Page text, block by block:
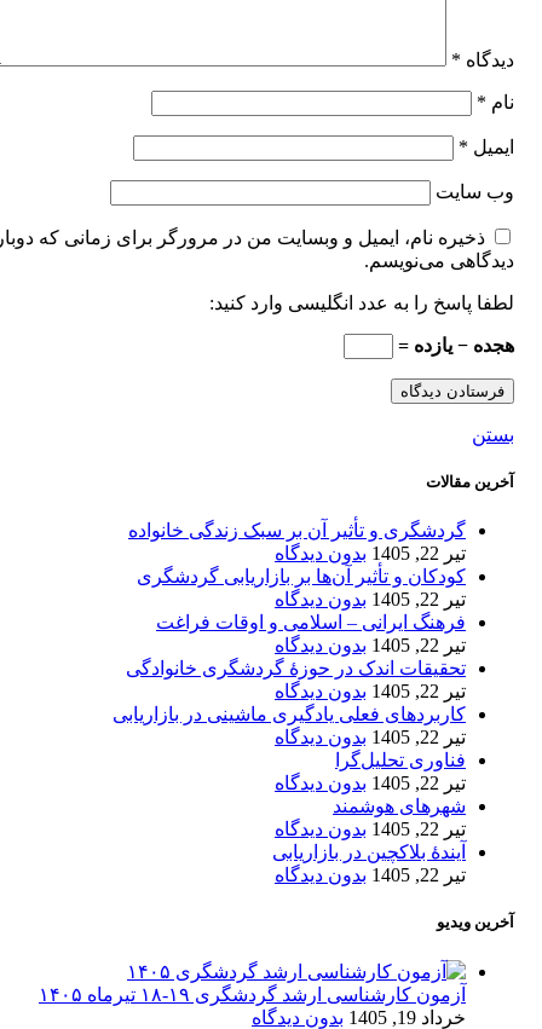
دیدگاه *
نام *
ایمیل *
وب‌ سایت
ذخیره نام، ایمیل و وبسایت من در مرورگر برای زمانی که
دیدگاهی می‌نویسم.
لطفا پاسخ را به عدد انگلیسی وارد کنید:
هجده − یازده =
بستن
آخرین مقالات
گردشگری و تأثیر آن بر سبک زندگی خانواده
تیر 22, 1405
بدون دیدگاه
کودکان و تأثیر آن‌ها بر بازاریابی گردشگری
تیر 22, 1405
بدون دیدگاه
فرهنگ ایرانی – اسلامی و اوقات فراغت
تیر 22, 1405
بدون دیدگاه
تحقیقات اندک در حوزۀ گردشگری خانوادگی
تیر 22, 1405
بدون دیدگاه
کاربردهای فعلی یادگیری ماشینی در بازاریابی
تیر 22, 1405
بدون دیدگاه
فناوری تحلیل‌گرا
تیر 22, 1405
بدون دیدگاه
شهرهای هوشمند
تیر 22, 1405
بدون دیدگاه
آیندۀ بلاکچین در بازاریابی
تیر 22, 1405
بدون دیدگاه
آخرین ویدیو
آزمون کارشناسی ارشد گردشگری ۱۹-۱۸ تیرماه ۱۴۰۵
خرداد 19, 1405
بدون دیدگاه